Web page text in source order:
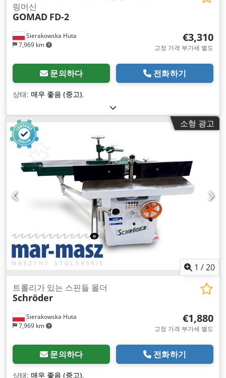
Sierakowska Huta
7,969 km
링머신
GOMAD FD-2
€3,310
고정 가격 부가세 별도
문의하다 전화하기
상태: 매우 좋음 (중고),
소형 광고
1 /20
Sierakowska Huta
7,969 km
트롤리가 있는 스핀들 몰더
Schröder
€1,880
고정 가격 부가세 별도
문의하다 전화하기
상태: 매우 좋음 (중고),